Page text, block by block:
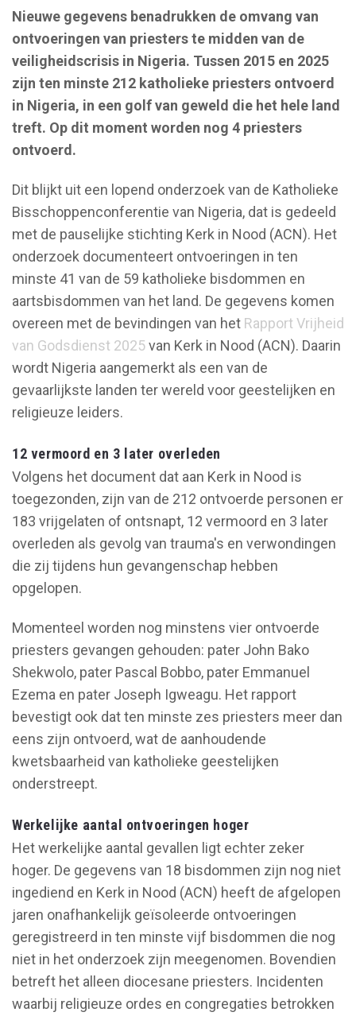
[spacer height="10px"]
Nieuwe gegevens benadrukken de omvang van
ontvoeringen van priesters te midden van de
veiligheidscrisis in Nigeria. Tussen 2015 en 2025
zijn ten minste 212 katholieke priesters ontvoerd
in Nigeria, in een golf van geweld die het hele land
treft. Op dit moment worden nog 4 priesters
ontvoerd.
Dit blijkt uit een lopend onderzoek van de Katholieke
Bisschoppenconferentie van Nigeria, dat is gedeeld
met de pauselijke stichting Kerk in Nood (ACN). Het
onderzoek documenteert ontvoeringen in ten
minste 41 van de 59 katholieke bisdommen en
aartsbisdommen van het land. De gegevens komen
overeen met de bevindingen van het Rapport Vrijheid
van Godsdienst 2025van Kerk in Nood (ACN). Daarin
wordt Nigeria aangemerkt als een van de
gevaarlijkste landen ter wereld voor geestelijken en
religieuze leiders.
12 vermoord en 3 later overleden
Volgens het document dat aan Kerk in Nood is
toegezonden, zijn van de 212 ontvoerde personen er
183 vrijgelaten of ontsnapt, 12 vermoord en 3 later
overleden als gevolg van trauma's en verwondingen
die zij tijdens hun gevangenschap hebben
opgelopen.
Momenteel worden nog minstens vier ontvoerde
priesters gevangen gehouden: pater John Bako
Shekwolo, pater Pascal Bobbo, pater Emmanuel
Ezema en pater Joseph Igweagu. Het rapport
bevestigt ook dat ten minste zes priesters meer dan
eens zijn ontvoerd, wat de aanhoudende
kwetsbaarheid van katholieke geestelijken
onderstreept.
Werkelijke aantal ontvoeringen hoger
Het werkelijke aantal gevallen ligt echter zeker
hoger. De gegevens van 18 bisdommen zijn nog niet
ingediend en Kerk in Nood (ACN) heeft de afgelopen
jaren onafhankelijk geïsoleerde ontvoeringen
geregistreerd in ten minste vijf bisdommen die nog
niet in het onderzoek zijn meegenomen. Bovendien
betreft het alleen diocesane priesters. Incidenten
waarbij religieuze ordes en congregaties betrokken